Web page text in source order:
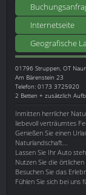
Internetseite
Geografische
01796 Struppen, OT
Am Bärenstein 23
Telefon: 0173 3725920
2 Betten + zusätzlich
Inmitten herrlicher
liebevoll verträumtes
Genießen Sie einen
Naturlandschaft...
Lassen Sie Ihr Auto
Nutzen Sie die örtlichen
Besuchen Sie das
Fühlen Sie sich bei uns